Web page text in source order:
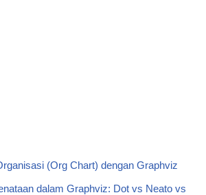
(Org Chart) dengan Graphviz
dalam Graphviz: Dot vs Neato vs